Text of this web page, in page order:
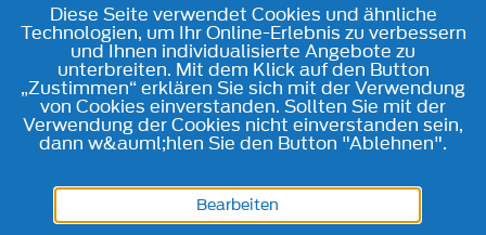
Diese Seite verwendet Cookies und ähnliche
Technologien, um Ihr Online-Erlebnis zu verbessern
und Ihnen individualisierte Angebote zu
unterbreiten. Mit dem Klick auf den Button
„Zustimmen“ erklären Sie sich mit der Verwendung
von Cookies einverstanden. Sollten Sie mit der
Verwendung der Cookies nicht einverstanden sein,
dann w&auml;hlen Sie den Button "Ablehnen".
Bearbeiten